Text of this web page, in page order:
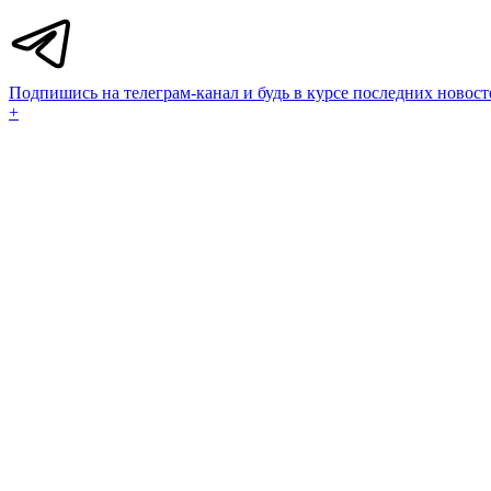
Подпишись на телеграм-канал и будь в курсе последних
+